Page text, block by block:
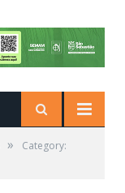
»
Category: